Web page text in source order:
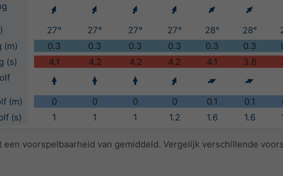
27° 27° 27° 27° 28° 28°
(m)
0.3 0.3 0.3 0.3 0.3 0.3
(s)
4.1 4.2 4.2 4.2 4.1 3.6
(m) 0 0 0 0 0.1 0.1
(s)
1 1 1 1.2 1.6 1.6
voorspelbaarheid van gemiddeld. Vergelijk verschillende